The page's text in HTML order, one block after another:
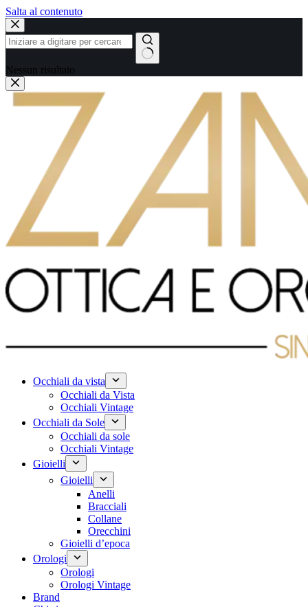
Salta al contenuto
Nessun risultato
Occhiali da vista
Occhiali da Vista
Occhiali Vintage
Occhiali da Sole
Occhiali da sole
Occhiali Vintage
Gioielli
Gioielli
Anelli
Bracciali
Collane
Orecchini
Gioielli d’epoca
Orologi
Orologi
Orologi Vintage
Brand